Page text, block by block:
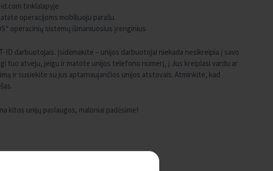
tinklalapyje
operacijoms mobiliuoju parašu.
operacinių sistemų išmaniuosius įrenginius
ID darbuotojais. Įsidėmėkite – unijos darbuotojai niekada nesikreipia į savo
tuo atveju, jeigu ir matote unijos telefono numerį, į Jus kreipiasi vardu ar
ir susiekite su jus aptarnaujančios unijos atstovais. Atminkite, kad
kitos unijų paslaugos, maloniai padėsime!